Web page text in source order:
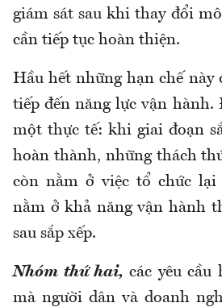
giám sát sau khi thay đổi
cần tiếp tục hoàn thiện.
Hầu hết những hạn chế này
tiếp đến năng lực vận hành.
một thực tế: khi giai đoạn
hoàn thành, những thách
còn nằm ở việc tổ chức lại
nằm ở khả năng vận hành
sau sắp xếp.
Nhóm thứ hai, các yêu cầu
mà người dân và doanh